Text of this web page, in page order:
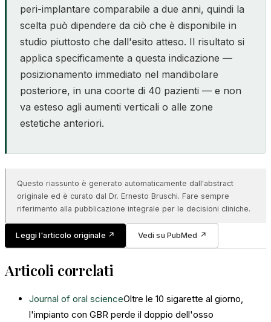
peri-implantare comparabile a due anni, quindi la
scelta può dipendere da ciò che è disponibile in
studio piuttosto che dall'esito atteso. Il risultato si
applica specificamente a questa indicazione —
posizionamento immediato nel mandibolare
posteriore, in una coorte di 40 pazienti — e non
va esteso agli aumenti verticali o alle zone
estetiche anteriori.
Questo riassunto è generato automaticamente dall'abstract
originale ed è curato dal Dr. Ernesto Bruschi. Fare sempre
riferimento alla pubblicazione integrale per le decisioni cliniche.
Leggi l'articolo originale ↗ Vedi su PubMed ↗
Articoli correlati
Journal of oral scienceOltre le 10 sigarette al giorno,
l'impianto con GBR perde il doppio dell'osso